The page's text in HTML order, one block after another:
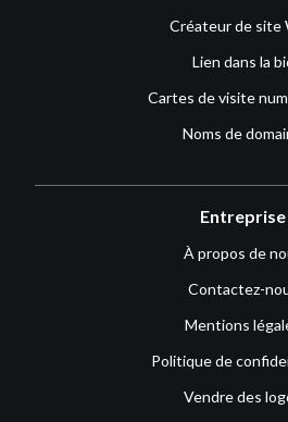
Créateur de site
Lien dans la
Cartes de visite
Noms de
Entreprise
À propos de
Contactez-
Mentions
Politique de
Vendre des